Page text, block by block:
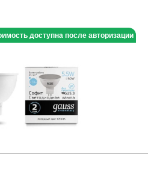
доступна после авторизации